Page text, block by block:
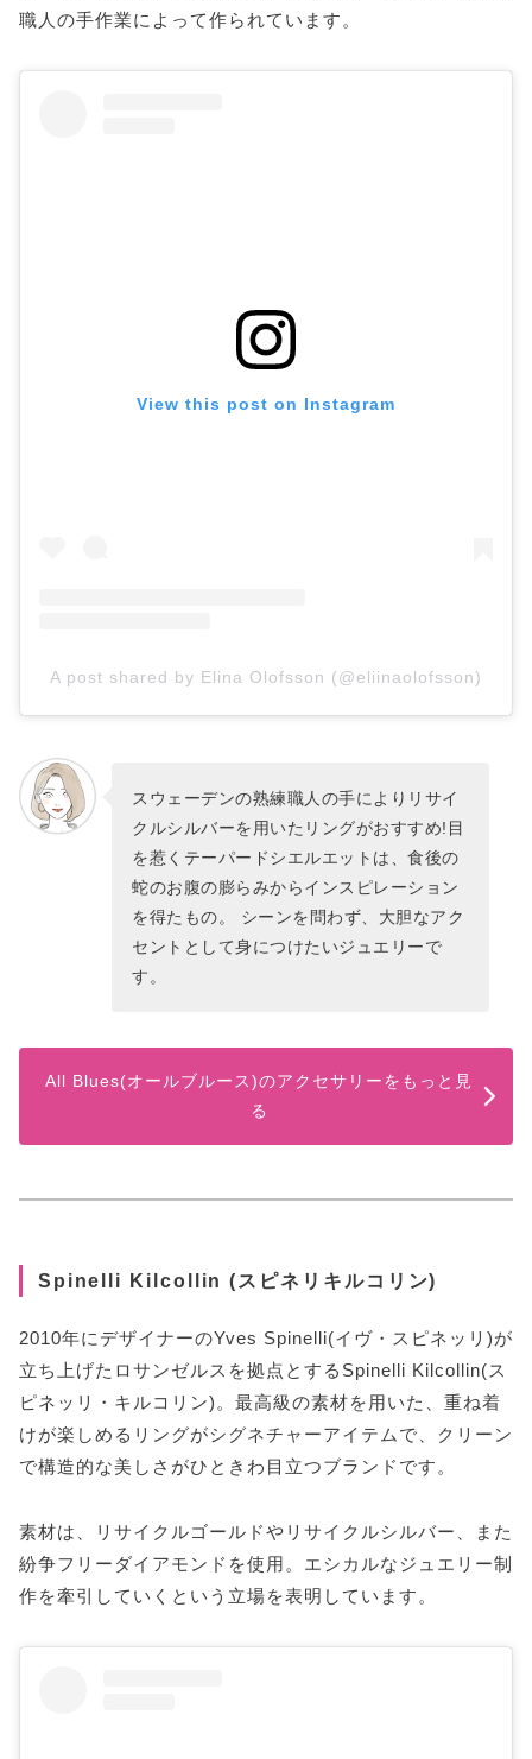
職人の手作業によって作られています。
View this post on Instagram
A post shared by Elina Olofsson (@eliinaolofsson)
スウェーデンの熟練職人の手によりリサイ
クルシルバーを用いたリングがおすすめ!目
を惹くテーパードシエルエットは、食後の
蛇のお腹の膨らみからインスピレーション
を得たもの。 シーンを問わず、大胆なアク
セントとして身につけたいジュエリーで
す。
All Blues(オールブルース)のアクセサリーをもっと見
る
Spinelli Kilcollin (スピネリキルコリン)
2010年にデザイナーのYves Spinelli(イヴ・スピネッリ)が
立ち上げたロサンゼルスを拠点とするSpinelli Kilcollin(ス
ピネッリ・キルコリン)。最高級の素材を用いた、重ね着
けが楽しめるリングがシグネチャーアイテムで、クリーン
で構造的な美しさがひときわ目立つブランドです。
素材は、リサイクルゴールドやリサイクルシルバー、また
紛争フリーダイアモンドを使用。エシカルなジュエリー制
作を牽引していくという立場を表明しています。